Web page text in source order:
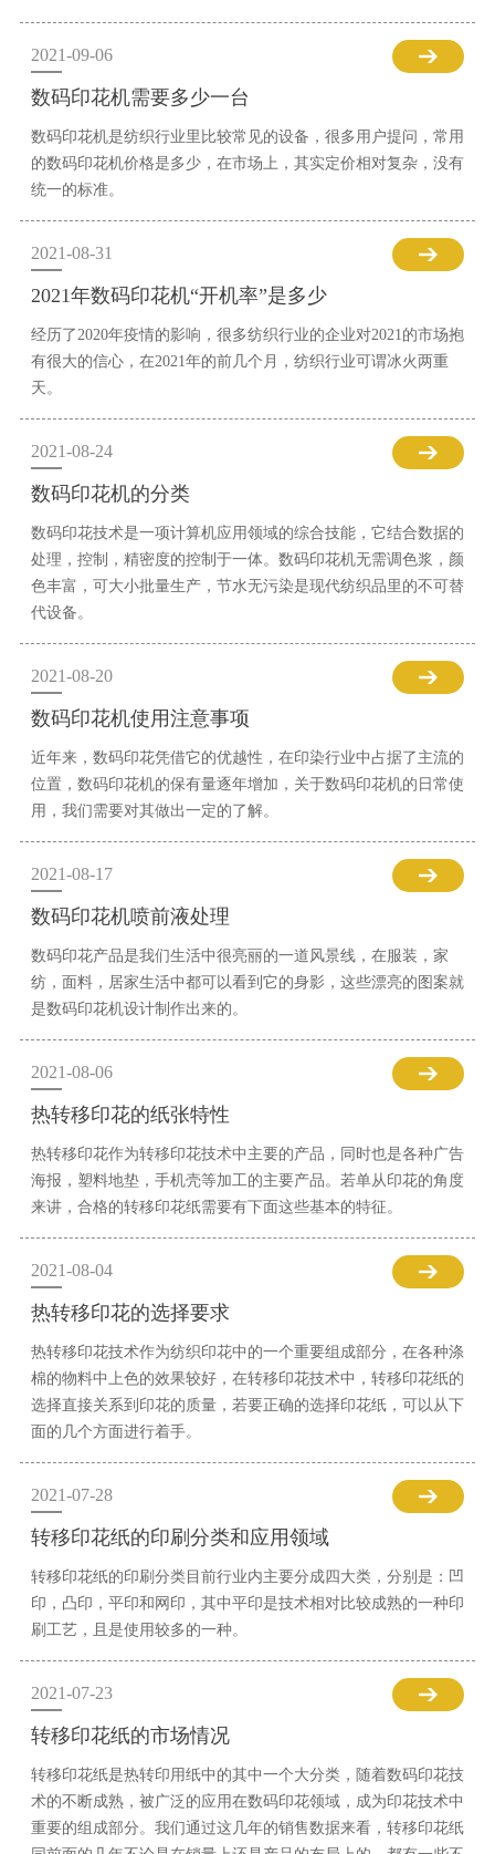
2021-09-06
数码印花机需要多少一台
数码印花机是纺织行业里比较常见的设备，很多用户提问，常用
的数码印花机价格是多少，在市场上，其实定价相对复杂，没有
统一的标准。
2021-08-31
2021年数码印花机“开机率”是多少
经历了2020年疫情的影响，很多纺织行业的企业对2021的市场抱
有很大的信心，在2021年的前几个月，纺织行业可谓冰火两重
天。
2021-08-24
数码印花机的分类
数码印花技术是一项计算机应用领域的综合技能，它结合数据的
处理，控制，精密度的控制于一体。数码印花机无需调色浆，颜
色丰富，可大小批量生产，节水无污染是现代纺织品里的不可替
代设备。
2021-08-20
数码印花机使用注意事项
近年来，数码印花凭借它的优越性，在印染行业中占据了主流的
位置，数码印花机的保有量逐年增加，关于数码印花机的日常使
用，我们需要对其做出一定的了解。
2021-08-17
数码印花机喷前液处理
数码印花产品是我们生活中很亮丽的一道风景线，在服装，家
纺，面料，居家生活中都可以看到它的身影，这些漂亮的图案就
是数码印花机设计制作出来的。
2021-08-06
热转移印花的纸张特性
热转移印花作为转移印花技术中主要的产品，同时也是各种广告
海报，塑料地垫，手机壳等加工的主要产品。若单从印花的角度
来讲，合格的转移印花纸需要有下面这些基本的特征。
2021-08-04
热转移印花的选择要求
热转移印花技术作为纺织印花中的一个重要组成部分，在各种涤
棉的物料中上色的效果较好，在转移印花技术中，转移印花纸的
选择直接关系到印花的质量，若要正确的选择印花纸，可以从下
面的几个方面进行着手。
2021-07-28
转移印花纸的印刷分类和应用领域
转移印花纸的印刷分类目前行业内主要分成四大类，分别是：凹
印，凸印，平印和网印，其中平印是技术相对比较成熟的一种印
刷工艺，且是使用较多的一种。
2021-07-23
转移印花纸的市场情况
转移印花纸是热转印用纸中的其中一个大分类，随着数码印花技
术的不断成熟，被广泛的应用在数码印花领域，成为印花技术中
重要的组成部分。我们通过这几年的销售数据来看，转移印花纸